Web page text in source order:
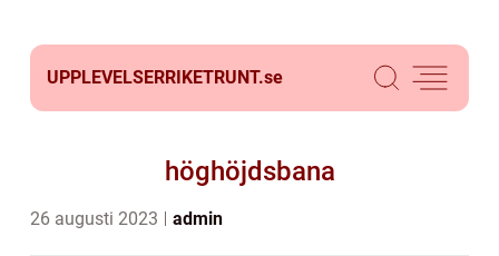
UPPLEVELSERRIKETRUNT.se
höghöjdsbana
26 augusti 2023 admin